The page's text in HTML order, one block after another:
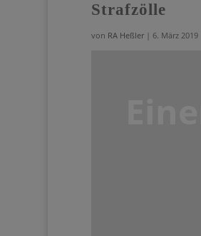
Strafzölle
von RA Heßler| 6. März 2019